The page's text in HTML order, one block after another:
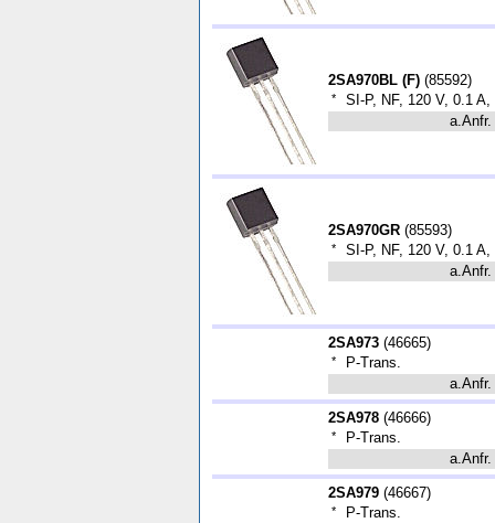
2SA970BL (F) (85592)
*
SI-P, NF, 120 V, 0.1
a.Anfr.
2SA970GR (85593)
*
SI-P, NF, 120 V, 0.1
a.Anfr.
2SA973 (46665)
*
P-Trans.
a.Anfr.
2SA978 (46666)
*
P-Trans.
a.Anfr.
2SA979 (46667)
*
P-Trans.